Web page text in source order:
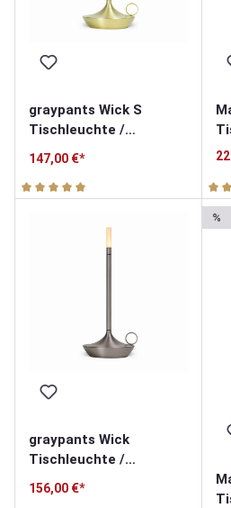
graypants Wick S
Tischleuchte /
Akkuleuchte
147,00 €*
Durchschnittliche Bewertung von
graypants Wick
Tischleuchte /
Akkuleuchte
156,00 €*
%